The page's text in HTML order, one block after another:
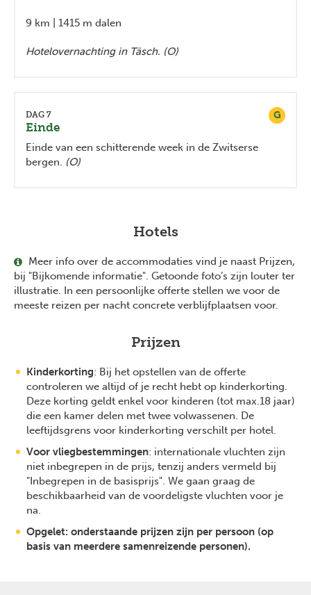
9 km | 1415 m dalen
Hotelovernachting in Täsch. (O)
G
DAG 7
Einde
Einde van een schitterende week in de Zwitserse
bergen. (O)
Hotels
Meer info over de accommodaties vind je naast Prijzen,
bij "Bijkomende informatie". Getoonde foto’s zijn louter ter
illustratie. In een persoonlijke offerte stellen we voor de
meeste reizen per nacht concrete verblijfplaatsen voor.
Prijzen
Kinderkorting: Bij het opstellen van de offerte
controleren we altijd of je recht hebt op kinderkorting.
Deze korting geldt enkel voor kinderen (tot max.18 jaar)
die een kamer delen met twee volwassenen. De
leeftijdsgrens voor kinderkorting verschilt per hotel.
Voor vliegbestemmingen: internationale vluchten zijn
niet inbegrepen in de prijs, tenzij anders vermeld bij
"Inbegrepen in de basisprijs". We gaan graag de
beschikbaarheid van de voordeligste vluchten voor je
na.
Opgelet: onderstaande prijzen zijn per persoon (op
basis van meerdere samenreizende personen).